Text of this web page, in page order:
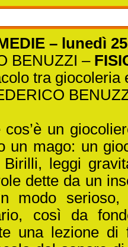
– lunedì
BENUZZI –
tra
cos’è un
un mago: un
Birilli, leggi
dette da un
modo serioso,
così da
una lezione di